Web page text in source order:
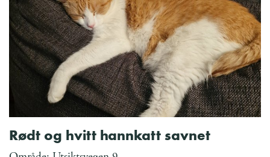
Rødt og hvitt hannkatt savnet